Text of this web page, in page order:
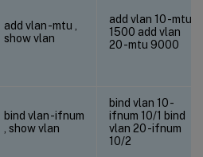
add vlan-mtu
show vlan
add vlan 10 -mtu
1500 add vlan
20 -mtu 9000
bind vlan-ifnum
, show vlan
bind vlan 10 -
ifnum 10/1 bind
vlan 20 -ifnum
10/2